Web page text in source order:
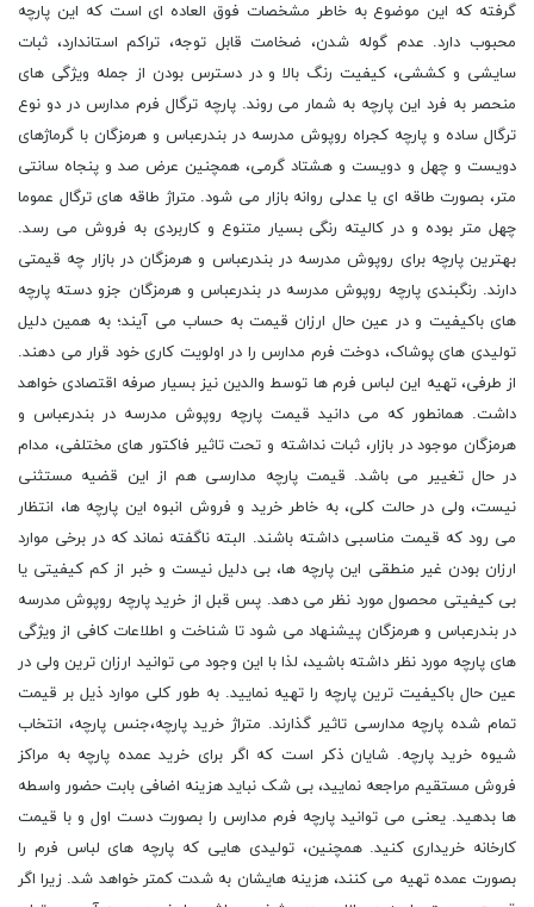
گرفته که این موضوع به خاطر مشخصات فوق العاده ای است که این پارچه
محبوب دارد. عدم گوله شدن، ضخامت قابل توجه، تراکم استاندارد، ثبات
سایشی و کششی، کیفیت رنگ بالا و در دسترس بودن از جمله ویژگی های
منحصر به فرد این پارچه به شمار می روند. پارچه ترگال فرم مدارس در دو نوع
ترگال ساده و پارچه کجراه روپوش مدرسه در بندرعباس و هرمزگان با گرماژهای
دویست و چهل و دویست و هشتاد گرمی، همچنین عرض صد و پنجاه سانتی
متر، بصورت طاقه ای یا عدلی روانه بازار می شود. متراژ طاقه های ترگال عموما
چهل متر بوده و در کالیته رنگی بسیار متنوع و کاربردی به فروش می رسد.
بهترین پارچه برای روپوش مدرسه در بندرعباس و هرمزگان در بازار چه قیمتی
دارند. رنگبندی پارچه روپوش مدرسه در بندرعباس و هرمزگان جزو دسته پارچه
های باکیفیت و در عین حال ارزان قیمت به حساب می آیند؛ به همین دلیل
تولیدی های پوشاک، دوخت فرم مدارس را در اولویت کاری خود قرار می دهند.
از طرفی، تهیه این لباس فرم ها توسط والدین نیز بسیار صرفه اقتصادی خواهد
داشت. همانطور که می دانید قیمت پارچه روپوش مدرسه در بندرعباس و
هرمزگان موجود در بازار، ثبات نداشته و تحت تاثیر فاکتور های مختلفی، مدام
در حال تغییر می باشد. قیمت پارچه مدارسی هم از این قضیه مستثنی
نیست، ولی در حالت کلی، به خاطر خرید و فروش انبوه این پارچه ها، انتظار
می رود که قیمت مناسبی داشته باشند. البته ناگفته نماند که در برخی موارد
ارزان بودن غیر منطقی این پارچه ها، بی دلیل نیست و خبر از کم کیفیتی یا
بی کیفیتی محصول مورد نظر می دهد. پس قبل از خرید پارچه روپوش مدرسه
در بندرعباس و هرمزگان پیشنهاد می شود تا شناخت و اطلاعات کافی از ویژگی
های پارچه مورد نظر داشته باشید، لذا با این وجود می توانید ارزان ترین ولی در
عین حال باکیفیت ترین پارچه را تهیه نمایید. به طور کلی موارد ذیل بر قیمت
تمام شده پارچه مدارسی تاثیر گذارند. متراژ خرید پارچه،جنس پارچه، انتخاب
شیوه خرید پارچه. شایان ذکر است که اگر برای خرید عمده پارچه به مراکز
فروش مستقیم مراجعه نمایید، بی شک نباید هزینه اضافی بابت حضور واسطه
ها بدهید. یعنی می توانید پارچه فرم مدارس را بصورت دست اول و با قیمت
کارخانه خریداری کنید. همچنین، تولیدی هایی که پارچه های لباس فرم را
بصورت عمده تهیه می کنند، هزینه هایشان به شدت کمتر خواهد شد. زیرا اگر